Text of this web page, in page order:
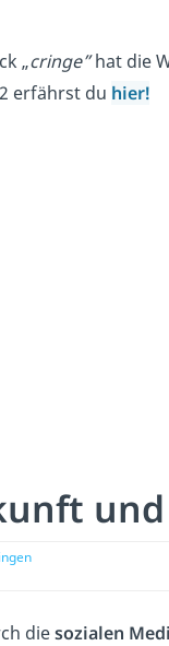
„cringe”hat die
erfährst du hier!
diesozialen